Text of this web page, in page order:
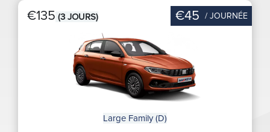
€135 (3 JOURS) €45 / JOURNÉE
Large Family (D)